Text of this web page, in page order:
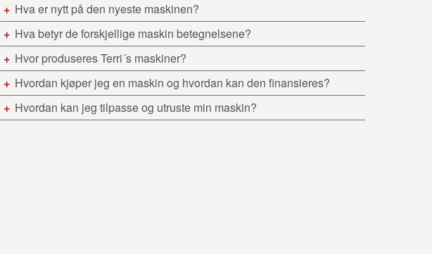
Hva er nytt på den nyeste maskinen?
Hva betyr de forskjellige maskin betegnelsene?
Hvor produseres Terri´s maskiner?
Hvordan kjøper jeg en maskin og hvordan kan den finansieres?
Hvordan kan jeg tilpasse og utruste min maskin?